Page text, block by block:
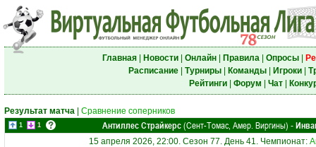
Главная| Новости| Онлайн| Правила| Опросы|
Расписание| Турниры| Команды| Игроки|
Рейтинги| Форум Чат|
Результат матча Сравнение соперников
1 1 Антиллес Страйкерс(Сент-Томас, Амер. Виргины) -
15 апреля 2026, 22:00. Сезон 77. День 41. Чемпионат: